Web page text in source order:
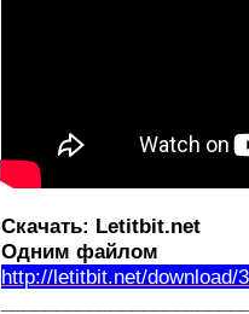
Скачать: Letitbit.net
Одним файлом
http://letitbit.net/download/